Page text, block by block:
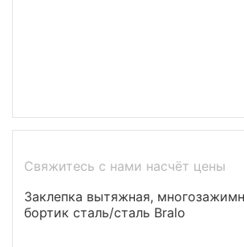
Свяжитесь с нами насчёт цены
Заклепка вытяжная,
бортик cталь/cталь Bralo